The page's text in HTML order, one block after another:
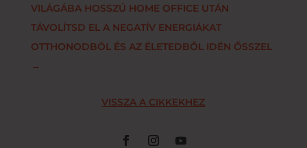
VILÁGÁBA HOSSZÚ HOME OFFICE UTÁN
TÁVOLÍTSD EL A NEGATÍV ENERGIÁKAT
OTTHONODBÓL ÉS AZ ÉLETEDBŐL IDÉN ŐSSZEL
→
VISSZA A CIKKEKHEZ